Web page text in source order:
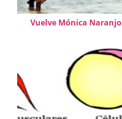
Vuelve Mónica Naranjo